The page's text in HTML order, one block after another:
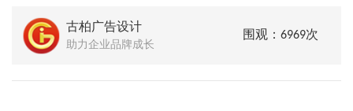
古柏广告设计
助力企业品牌成长
围观：6969次